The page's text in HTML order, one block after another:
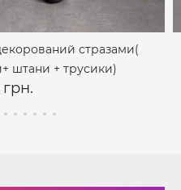
стразами(
штани + трусики)